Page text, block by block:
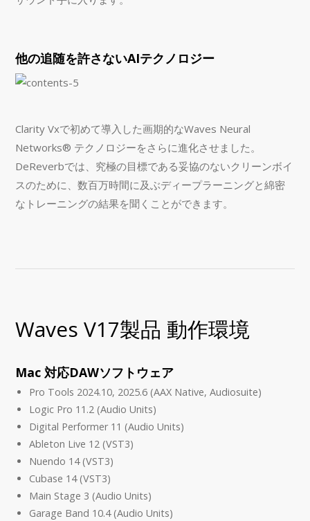
他の追随を許さないAIテクノロジー
Clarity Vxで初めて導入した画期的なWaves Neural
Networks® テクノロジーをさらに進化させました。
DeReverbでは、究極の目標である妥協のないクリーンボイ
スのために、数百万時間に及ぶディープラーニングと綿密
なトレーニングの結果を聞くことができます。
Waves V17製品 動作環境
Mac 対応DAWソフトウェア
Pro Tools 2024.10, 2025.6 (AAX Native, Audiosuite)
Logic Pro 11.2 (Audio Units)
Digital Performer 11 (Audio Units)
Ableton Live 12 (VST3)
Nuendo 14 (VST3)
Cubase 14 (VST3)
Main Stage 3 (Audio Units)
Garage Band 10.4 (Audio Units)